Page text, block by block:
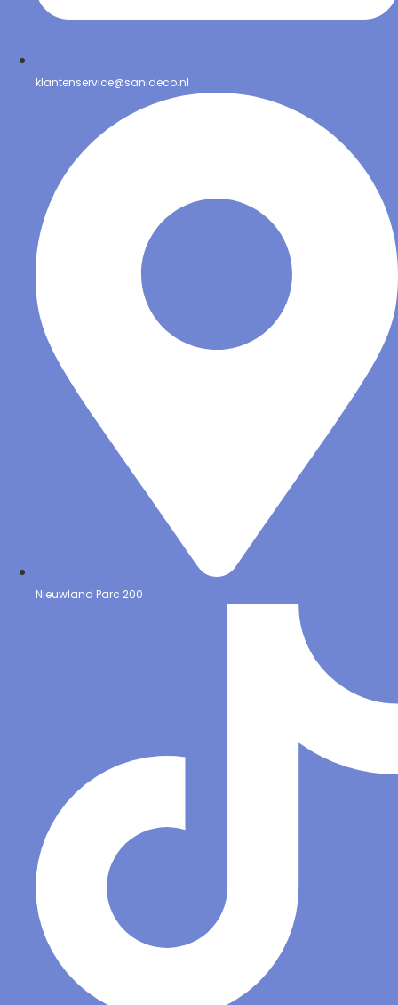
klantenservice@sanideco.nl
Nieuwland Parc 200